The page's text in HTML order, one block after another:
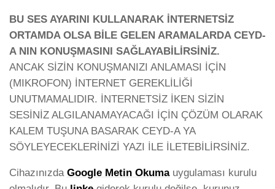
BU SES AYARINI KULLANARAK İNTERNETSİZ
ORTAMDA OLSA BİLE GELEN ARAMALARDA CEYD-
A NIN KONUŞMASINI SAĞLAYABİLİRSİNİZ.
ANCAK SİZİN KONUŞMANIZI ANLAMASI İÇİN
(MIKROFON) İNTERNET GEREKLİLİĞİ
UNUTMAMALIDIR. İNTERNETSİZ İKEN SİZİN
SESİNİZ ALGILANAMAYACAĞI İÇİN ÇÖZÜM OLARAK
KALEM TUŞUNA BASARAK CEYD-A YA
SÖYLEYECEKLERİNİZİ YAZI İLE İLETEBİLİRSİNİZ.
Cihazınızda Google Metin Okumauygulaması kurulu